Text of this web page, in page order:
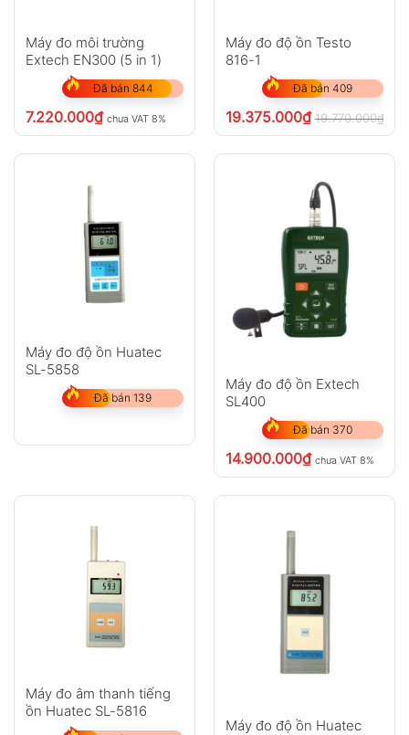
Máy đo môi trường
Extech EN300 (5 in 1)
Đã bán 844
7.220.000₫ chưa VAT 8%
Máy đo độ ồn Testo
816-1
Đã bán 409
19.375.000₫ 19.770.000₫
Máy đo độ ồn Huatec
SL-5858
Đã bán 139
Máy đo độ ồn Extech
SL400
Đã bán 370
14.900.000₫ chưa VAT 8%
Máy đo âm thanh tiếng
ồn Huatec SL-5816
Máy đo độ ồn Huatec